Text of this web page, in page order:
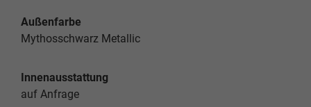
Außenfarbe
Mythosschwarz Metallic
Innenausstattung
auf Anfrage